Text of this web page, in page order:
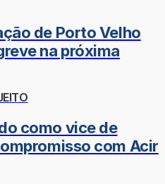
de Porto Velho
na próxima
como vice de
com Acir